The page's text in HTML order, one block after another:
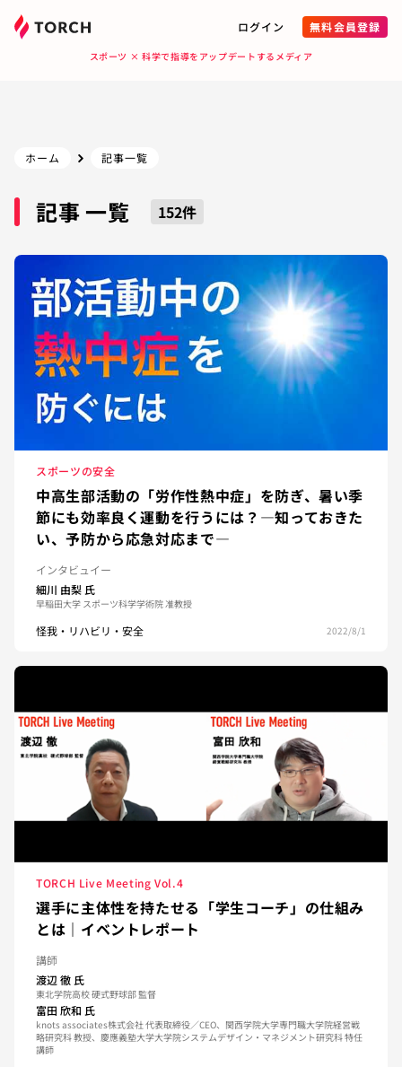
ログイン 無料会員登録
スポーツ × 科学で指導をアップデートするメディア
ホーム 記事一覧
記事 一覧 152件
スポーツの安全
中高生部活動の「労作性熱中症」を防ぎ、暑い季
節にも効率良く運動を行うには？—知っておきた
い、予防から応急対応まで—
インタビュイー
細川 由梨 氏
早稲田大学 スポーツ科学学術院 准教授
怪我・リハビリ・安全 2022/8/1
TORCH Live Meeting Vol.4
選手に主体性を持たせる「学生コーチ」の仕組み
とは｜イベントレポート
講師
渡辺 徹 氏
東北学院高校 硬式野球部 監督
富田 欣和 氏
knots associates株式会社 代表取締役／CEO、関西学院大学専門職大学院経営戦
略研究科 教授、慶應義塾大学大学院システムデザイン・マネジメント研究科 特任
講師